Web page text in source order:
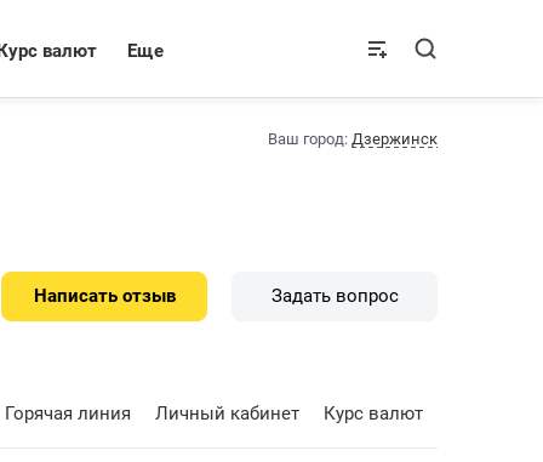
валют Еще
Ваш город: Дзержинск
Написать отзыв Задать вопрос
Горячая линия Личный кабинет Курс валют